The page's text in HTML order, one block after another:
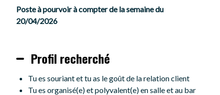
Poste à pourvoir à compter de la semaine du
20/04/2026
Profil recherché
Tu es souriant et tu as le goût de la relation client
Tu es organisé(e) et polyvalent(e) en salle et au bar